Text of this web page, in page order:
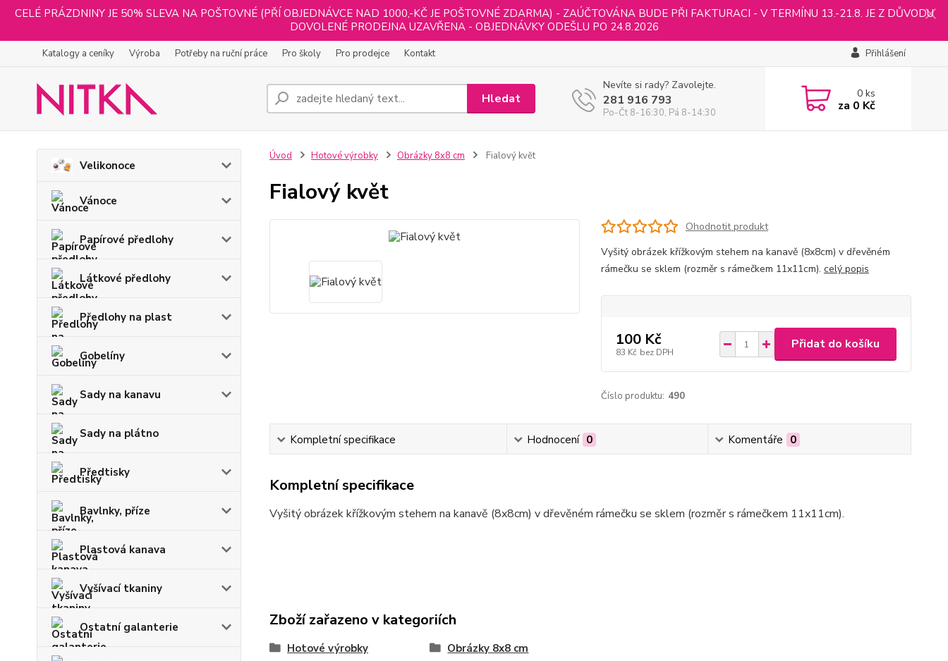
CELÉ PRÁZDNINY JE 50% SLEVA NA POŠTOVNÉ (PŘÍ OBJEDNÁVCE NAD 1000,-KČ JE POŠTOVNÉ ZDARMA) - ZAÚČTOVÁNA BUDE PŘI FAKTURACI - V TERMÍNU 13.-21.8. JE Z DŮVODU
DOVOLENÉ PRODEJNA UZAVŘENA - OBJEDNÁVKY ODEŠLU PO 24.8.2026
Katalogy a ceníky Výroba Potřeby na ruční práce Pro školy Pro prodejce Kontakt Přihlášení
Hledat
Nevíte si rady? Zavolejte.
281 916 793
Po-Čt 8-16:30, Pá 8-14:30
0ks
za 0 Kč
Velikonoce
Vánoce
Papírové předlohy
Látkové předlohy
Předlohy na plast
Gobelíny
Sady na kanavu
Sady na plátno
Předtisky
Bavlnky, příze
Plastová kanava
Vyšívací tkaniny
Ostatní galanterie
Úvod Hotové výrobky Obrázky 8x8 cm Fialový květ
Fialový květ
Ohodnotit produkt
Vyšitý obrázek křížkovým stehem na kanavě (8x8cm) v dřevěném
rámečku se sklem (rozměr s rámečkem 11x11cm). celý popis
100 Kč
83 Kč bez DPH
Přidat do košíku
Číslo produktu: 490
Kompletní specifikace Hodnocení 0 Komentáře 0
Kompletní specifikace
Vyšitý obrázek křížkovým stehem na kanavě (8x8cm) v dřevěném rámečku se sklem (rozměr s rámečkem 11x11cm).
Zboží zařazeno v kategoriích
Hotové výrobky Obrázky 8x8 cm